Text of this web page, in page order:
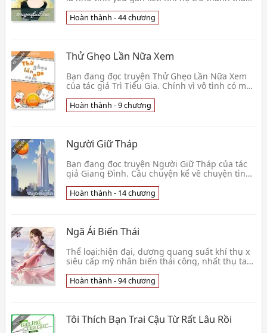
👦 Trương Huệ
Hoàn thành - 44 chương
Thử Ghẹo Lần Nữa Xem
Bạn đang đọc truyện Thử Ghẹo Lần Nữa Xem
của tác giả Trì Tiểu Gia. Chính vì vô tình có một
Mãn kh👦 Trì Tiểu Gia
Hoàn thành - 9 chương
Người Giữ Tháp
Bạn đang đọc truyện Người Giữ Tháp của tác
giả Giang Đình. Câu chuyện kể về chuyện tình
đến👦 Giang Đình
Hoàn thành - 14 chương
Ngã Ái Biến Thái
Thể loại:hiện đại, dương quang suất khí thụ x
siêu cấp mỹ nhân biến thái công, nhất thụ tam
HE T👦 Tĩnh Nhược Đông Phong
Hoàn thành - 94 chương
Tôi Thích Bạn Trai Cậu Từ Rất Lâu Rồi